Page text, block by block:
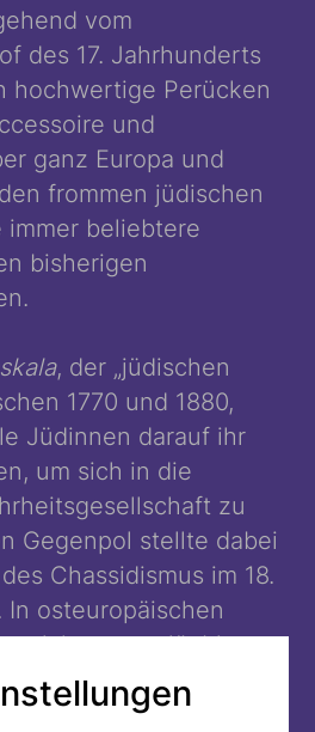
vom
des 17. Jahrhunderts
hochwertige Perücken
und
ganz Europa und
frommen jüdischen
immer beliebtere
bisherigen
, der „jüdischen
1770 und 1880,
Jüdinnen darauf ihr
um sich in die
zu
Gegenpol stellte dabei
Chassidismus im 18.
osteuropäischen
sich strenggläubige
nach der Hochzeit
rasieren, bevor sie